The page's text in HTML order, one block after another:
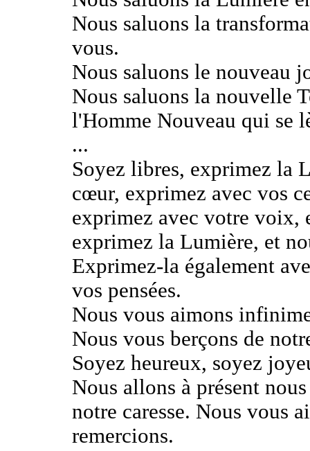
Nous saluons la
vous.
Nous saluons le nouveau
Nous saluons la nouvelle
l'Homme Nouveau qui se
...
Soyez libres, exprimez la
cœur, exprimez avec vos
exprimez avec votre voix,
exprimez la Lumière, et
Exprimez-la également
vos pensées.
Nous vous aimons
Nous vous berçons de
Soyez heureux, soyez
Nous allons à présent
notre caresse. Nous vous
remercions.